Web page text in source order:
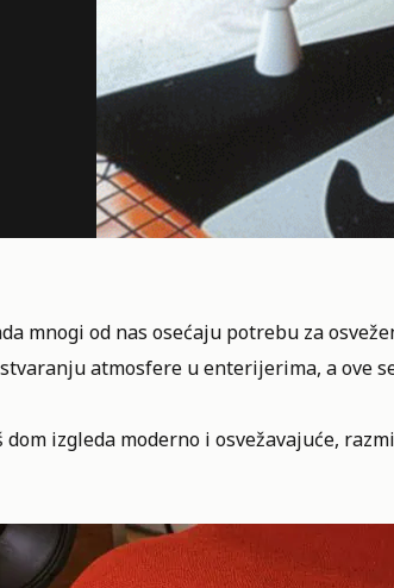
mnogi od nas osećaju potrebu za
atmosfere u enterijerima, a ove
dom izgleda moderno i osvežavajuće,